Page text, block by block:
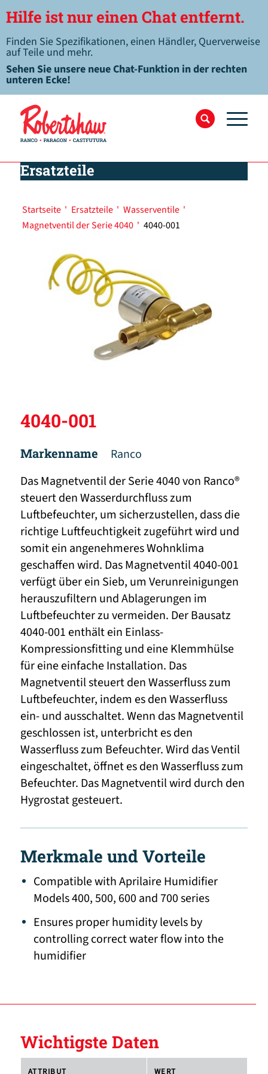
Hilfe ist nur einen Chat entfernt.
Finden Sie Spezifikationen, einen Händler, Querverweise
auf Teile und mehr.
Sehen Sie unsere neue Chat-Funktion in der rechten
unteren Ecke!
Ersatzteile
Startseite ' Ersatzteile ' Wasserventile '
Magnetventil der Serie 4040 ' 4040-001
4040-001
Markenname
Ranco
Das Magnetventil der Serie 4040 von Ranco®
steuert den Wasserdurchfluss zum
Luftbefeuchter, um sicherzustellen, dass die
richtige Luftfeuchtigkeit zugeführt wird und
somit ein angenehmeres Wohnklima
geschaffen wird. Das Magnetventil 4040-001
verfügt über ein Sieb, um Verunreinigungen
herauszufiltern und Ablagerungen im
Luftbefeuchter zu vermeiden. Der Bausatz
4040-001 enthält ein Einlass-
Kompressionsfitting und eine Klemmhülse
für eine einfache Installation. Das
Magnetventil steuert den Wasserfluss zum
Luftbefeuchter, indem es den Wasserfluss
ein- und ausschaltet. Wenn das Magnetventil
geschlossen ist, unterbricht es den
Wasserfluss zum Befeuchter. Wird das Ventil
eingeschaltet, öffnet es den Wasserfluss zum
Befeuchter. Das Magnetventil wird durch den
Hygrostat gesteuert.
Merkmale und Vorteile
Compatible with Aprilaire Humidifier
Models 400, 500, 600 and 700 series
Ensures proper humidity levels by
controlling correct water flow into the
humidifier
Wichtigste Daten
ATTRIBUT WERT